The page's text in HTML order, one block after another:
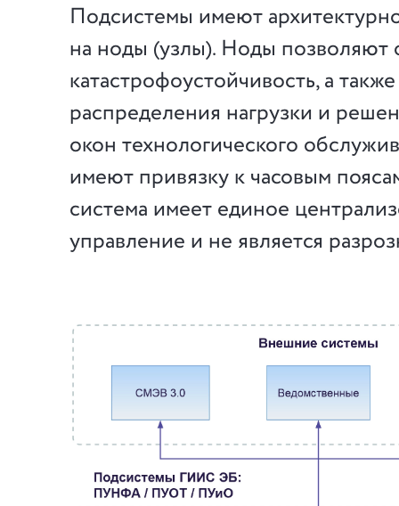
Подсистемы имеют
на ноды (узлы). Ноды позволяют
катастрофоустойчивость, а
распределения нагрузки и
окон технологического
имеют привязку к часовым
система имеет единое
управление и не является